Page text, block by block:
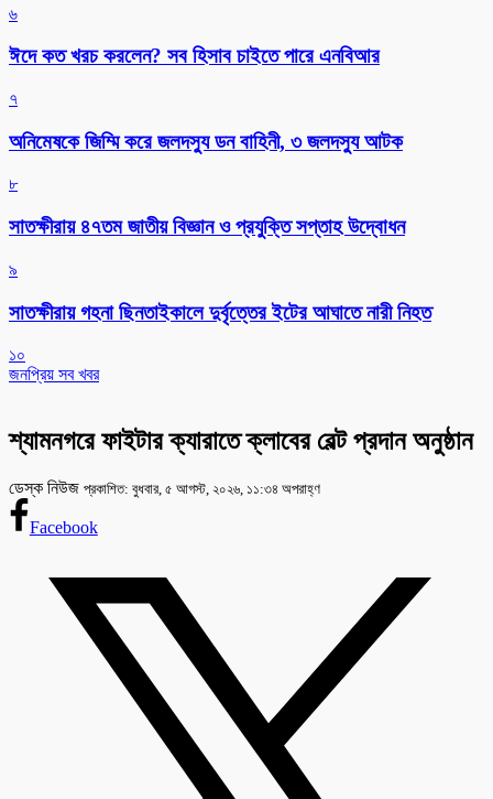
৬
ঈদে কত খরচ করলেন? সব হিসাব চাইতে পারে এনবিআর
৭
অনিমেষকে জিম্মি করে জলদস্যু ডন বাহিনী, ৩ জলদস্যু আটক
৮
সাতক্ষীরায় ৪৭তম জাতীয় বিজ্ঞান ও প্রযুক্তি সপ্তাহ উদ্বোধন
৯
সাতক্ষীরায় গহনা ছিনতাইকালে দুর্বৃত্তের ইটের আঘাতে নারী নিহত
১০
জনপ্রিয় সব খবর
শ্যামনগরে ফাইটার ক্যারাতে ক্লাবের বেল্ট প্রদান অনুষ্ঠান
ডেস্ক নিউজ প্রকাশিত: বুধবার, ৫ আগস্ট, ২০২৬, ১১:৩৪ অপরাহ্ণ
Facebook